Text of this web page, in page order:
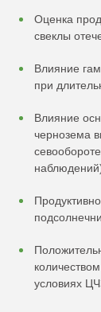
Оценка
свеклы
Влияние
при
Влияние
чернозема
условиях